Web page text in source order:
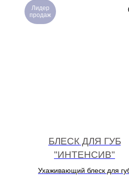
Лидер
продаж
БЛЕСК ДЛЯ ГУБ
"ИНТЕНСИВ"
Ухаживающий блеск для